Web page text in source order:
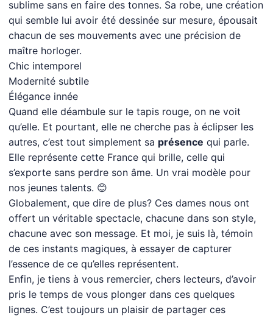
sublime sans en faire des tonnes. Sa robe, une création
qui semble lui avoir été dessinée sur mesure, épousait
chacun de ses mouvements avec une précision de
maître horloger.
Chic intemporel
Modernité subtile
Élégance innée
Quand elle déambule sur le tapis rouge, on ne voit
qu’elle. Et pourtant, elle ne cherche pas à éclipser les
autres, c’est tout simplement sa présence qui parle.
Elle représente cette France qui brille, celle qui
s’exporte sans perdre son âme. Un vrai modèle pour
nos jeunes talents. 😊
Globalement, que dire de plus? Ces dames nous ont
offert un véritable spectacle, chacune dans son style,
chacune avec son message. Et moi, je suis là, témoin
de ces instants magiques, à essayer de capturer
l’essence de ce qu’elles représentent.
Enfin, je tiens à vous remercier, chers lecteurs, d’avoir
pris le temps de vous plonger dans ces quelques
lignes. C’est toujours un plaisir de partager ces